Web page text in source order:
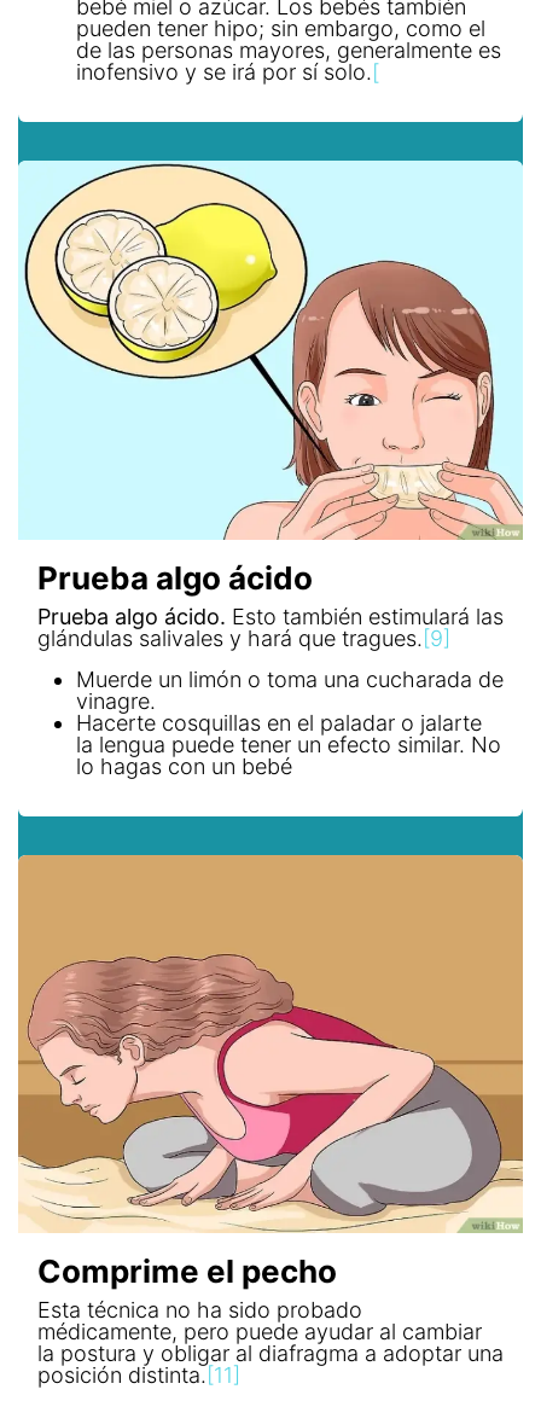
bebé miel o azúcar. Los bebés también
pueden tener hipo; sin embargo, como el
de las personas mayores, generalmente es
inofensivo y se irá por sí solo.[
Prueba algo ácido
Prueba algo ácido. Esto también estimulará las
glándulas salivales y hará que tragues.[9]
Muerde un limón o toma una cucharada de
vinagre.
Hacerte cosquillas en el paladar o jalarte
la lengua puede tener un efecto similar. No
lo hagas con un bebé
Comprime el pecho
Esta técnica no ha sido probado
médicamente, pero puede ayudar al cambiar
la postura y obligar al diafragma a adoptar una
posición distinta.[11]